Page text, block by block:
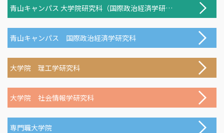
青山キャンパス 大学院研究科（国際政治経済学研究科を除く）
青山キャンパス 国際政治経済学研究科
大学院 理工学研究科
大学院 社会情報学研究科
専門職大学院